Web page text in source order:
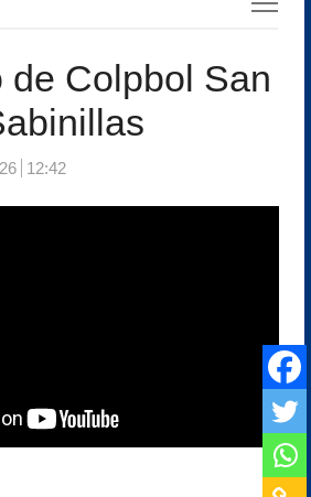
de Colpbol San
12:42